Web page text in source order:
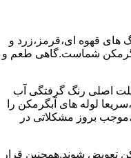
های قهوه ای،قرمز،زرد و
شماست.گاهی طعم و
اصلی رنگ گرفتگی آب
لوله های آبگرمکن را
بروز مشکلاتی در
تعویض شوند.همچنین قرار